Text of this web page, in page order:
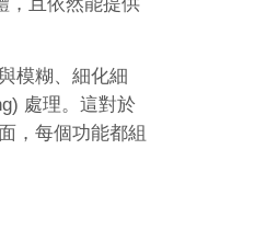
模糊、細化細
處理。這對於
，每個功能都組